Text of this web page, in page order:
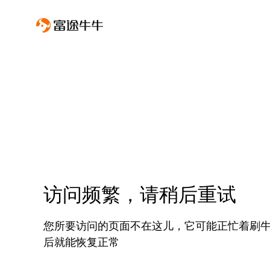
访问频繁，请稍后重试
您所要访问的页面不在这儿，它可能正忙着刷
后就能恢复正常